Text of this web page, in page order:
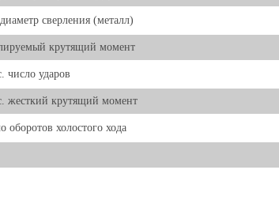
сверления (металл)
крутящий момент
число ударов
жесткий крутящий момент
оборотов холостого хода